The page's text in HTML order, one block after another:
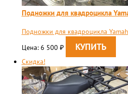
Подножки для квадроцикла
Подножки для квадроцикла
Цена: 6 500 ₽
Скидка!